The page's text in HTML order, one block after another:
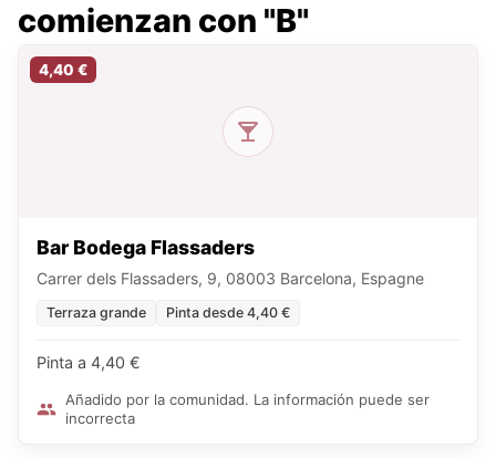
comienzan con "B"
4,40 €
Bar Bodega Flassaders
Carrer dels Flassaders, 9, 08003 Barcelona, Espagne
Terraza grande Pinta desde 4,40 €
Pinta a 4,40 €
Añadido por la comunidad. La información puede ser
incorrecta